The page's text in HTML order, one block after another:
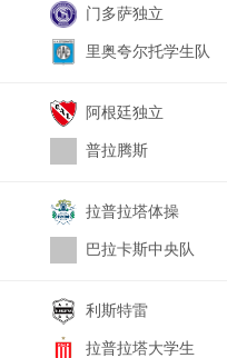
门多萨独立
里奥夸尔托学生队
阿根廷独立
普拉腾斯
拉普拉塔体操
巴拉卡斯中央队
利斯特雷
拉普拉塔大学生